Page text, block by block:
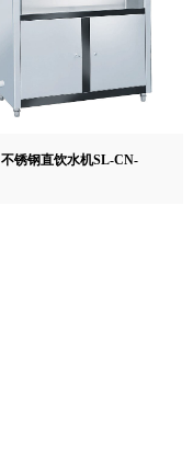
不锈钢直饮水机SL-CN-